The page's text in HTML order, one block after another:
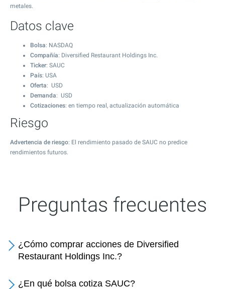
metales.
Datos clave
Bolsa: NASDAQ
Compañía: Diversified Restaurant Holdings Inc.
Ticker: SAUC
País: USA
Oferta: USD
Demanda: USD
Cotizaciones: en tiempo real, actualización automática
Riesgo
Advertencia de riesgo: El rendimiento pasado de SAUC no predice
rendimientos futuros.
Preguntas frecuentes
¿Cómo comprar acciones de Diversified
Restaurant Holdings Inc.?
¿En qué bolsa cotiza SAUC?